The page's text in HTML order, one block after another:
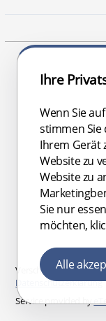
Service provided by
Verschlüsselte
Datenschutzerklärung
Ihre
Wenn Sie
stimmen Sie
Ihrem Gerät
Website zu
Website zu
Sie nur
möchten,
Alle